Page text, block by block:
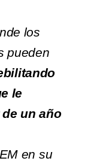
los
pueden
le
un año
en su